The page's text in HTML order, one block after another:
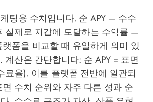
팅용 수치입니다. 순 APY — 수수
실제로 지갑에 도달하는 수익률 —
폼을 비교할 때 유일하게 의미 있
계산은 간단합니다: 순 APY = 표면
료율). 이를 플랫폼 전반에 일관되
수치 순위와 자주 다른 성과 순